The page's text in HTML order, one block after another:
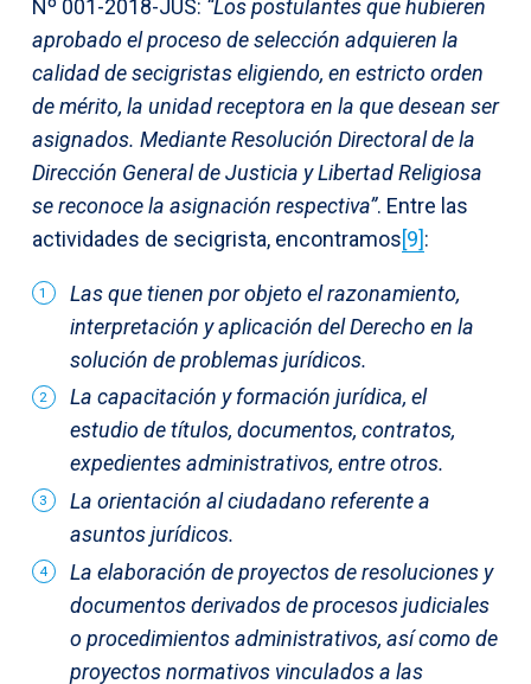
Nº 001-2018-JUS: “Los postulantes que hubieren
aprobado el proceso de selección adquieren la
calidad de secigristas eligiendo, en estricto orden
de mérito, la unidad receptora en la que desean ser
asignados. Mediante Resolución Directoral de la
Dirección General de Justicia y Libertad Religiosa
se reconoce la asignación respectiva”. Entre las
actividades de secigrista, encontramos[9]:
Las que tienen por objeto el razonamiento,
interpretación y aplicación del Derecho en la
solución de problemas jurídicos.
La capacitación y formación jurídica, el
estudio de títulos, documentos, contratos,
expedientes administrativos, entre otros.
La orientación al ciudadano referente a
asuntos jurídicos.
La elaboración de proyectos de resoluciones y
documentos derivados de procesos judiciales
o procedimientos administrativos, así como de
proyectos normativos vinculados a las